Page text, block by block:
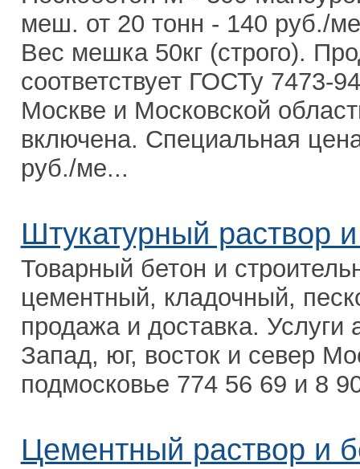
меш. от 20 тонн - 140 руб./
Вес мешка 50кг (строго).
соответствует ГОСТу 7473-
Москве и Московской
включена. Специальная
руб./ме...
Штукатурный раствор
Товарный бетон и
цементный, кладочный,
продажа и доставка. Услуги
Запад, юг, восток и север
подмосковье 774 56 69 и 8
Цементный раствор и